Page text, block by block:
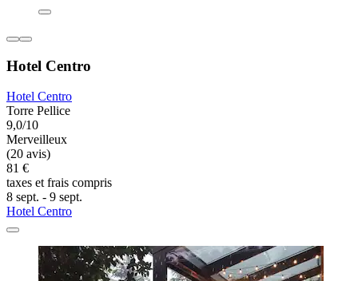
Hotel Centro
Hotel Centro
Torre Pellice
9,0/10
Merveilleux
(20 avis)
81 €
taxes et frais compris
8 sept. - 9 sept.
Hotel Centro